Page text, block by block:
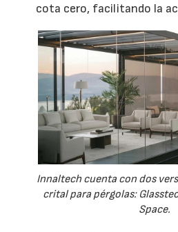
cota cero, facilitando la
Innaltech cuenta con dos
crital para pérgolas:
Space.